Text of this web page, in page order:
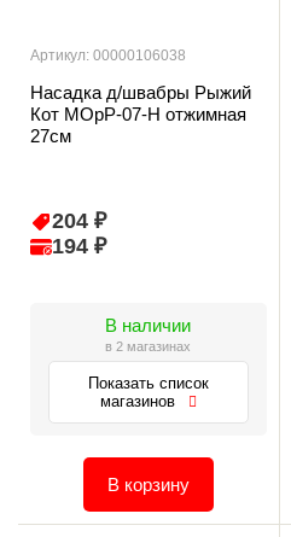
Артикул: 00000106038
Насадка д/швабры Рыжий
Кот МОрР-07-H отжимная
27см
204 ₽
194 ₽
В наличии
в 2 магазинах
Показать список
магазинов
В корзину